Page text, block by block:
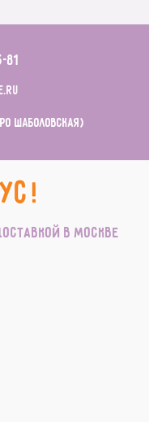
81
Шаболовская)
в Москве